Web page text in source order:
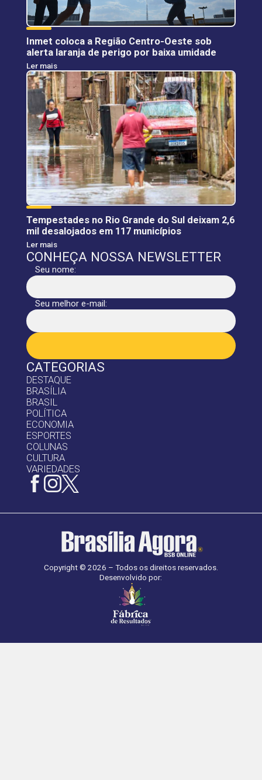
CATEGORIAS
DESTAQUE
BRASÍLIA
BRASIL
POLÍTICA
ECONOMIA
ESPORTES
COLUNAS
CULTURA
VARIEDADES
Inmet coloca a Região Centro-Oeste sob
alerta laranja de perigo por baixa umidade
Ler mais
Tempestades no Rio Grande do Sul deixam 2,6
mil desalojados em 117 municípios
Ler mais
CONHEÇA NOSSA NEWSLETTER
Seu nome:
Seu melhor e-mail:
Copyright © 2026 – Todos os direitos reservados.
Desenvolvido por: